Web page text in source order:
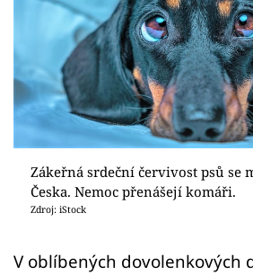
Sledujte prima+
Přihlášení
Sledujte nás
Zákeřná srdeční červivost psů se
Česka. Nemoc přenášejí komáři.
Zdroj: iStock
V oblíbených dovolenkových